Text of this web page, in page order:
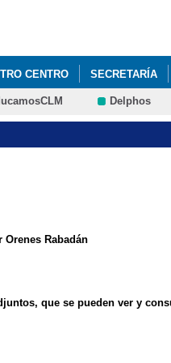
CENTRO SECRETARÍA
Delphos
Rabadán
que se pueden ver y